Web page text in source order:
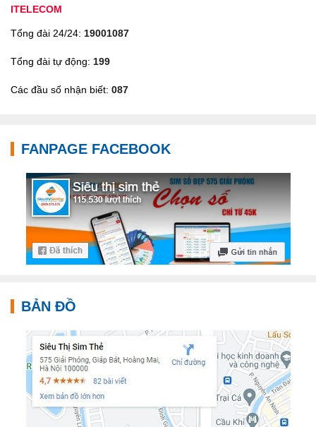
ITELECOM
Tổng đài 24/24: 19001087
Tổng đài tự động: 199
Các đầu số nhận biết: 087
FANPAGE FACEBOOK
BẢN ĐỒ